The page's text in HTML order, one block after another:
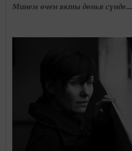
Минем өчен якты дөнья сүнде...